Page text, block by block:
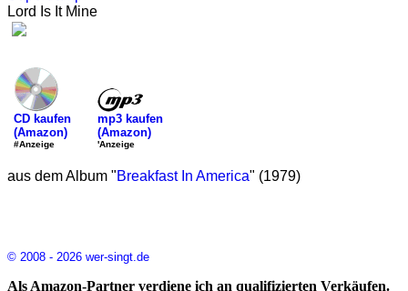
Lord Is It Mine
CD kaufen
(Amazon)
#Anzeige
mp3 kaufen
(Amazon)
'Anzeige
aus dem Album "Breakfast In America" (1979)
© 2008 - 2026 wer-singt.de
Als Amazon-Partner verdiene ich an qualifizierten Verkäufen.